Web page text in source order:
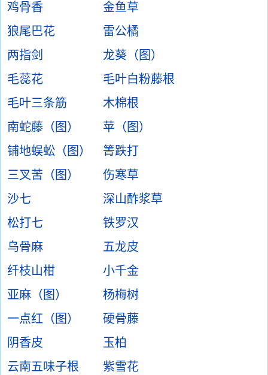
鸡骨香
金鱼草
狼尾巴花
雷公橘
两指剑
龙葵（图）
毛蕊花
毛叶白粉藤根
毛叶三条筋
木棉根
南蛇藤（图）
苹（图）
铺地蜈蚣（图）
箐跌打
三叉苦（图）
伤寒草
沙七
深山酢浆草
松打七
铁罗汉
乌骨麻
五龙皮
纤枝山柑
小千金
亚麻（图）
杨梅树
一点红（图）
硬骨藤
阴香皮
玉柏
云南五味子根
紫雪花